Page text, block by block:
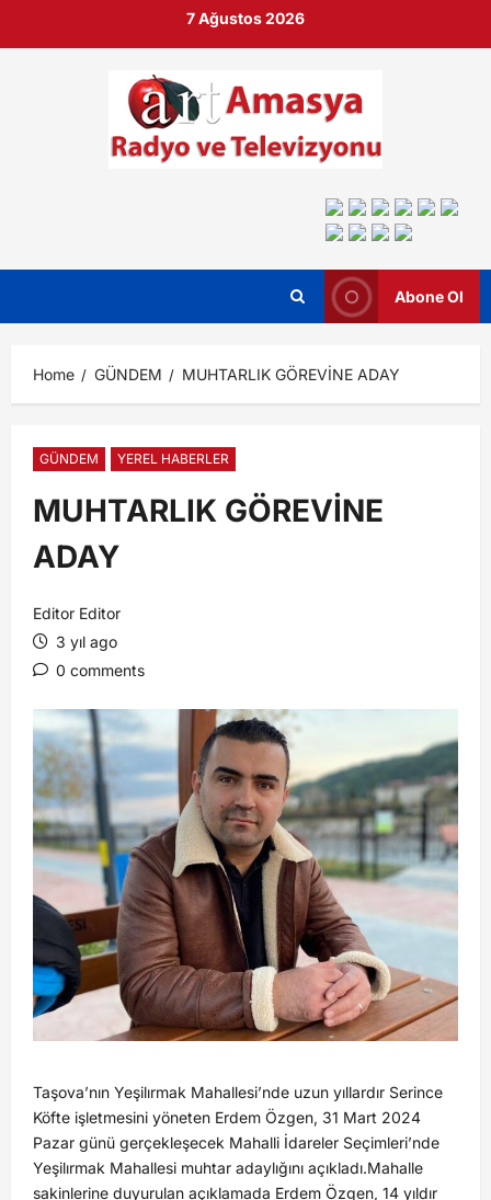
7 Ağustos 2026
Abone Ol
Home GÜNDEM MUHTARLIK GÖREVİNE ADAY
GÜNDEM YEREL HABERLER
MUHTARLIK GÖREVİNE
ADAY
Editor Editor
3 yıl ago
0 comments
Taşova’nın Yeşilırmak Mahallesi’nde uzun yıllardır Serince
Köfte işletmesini yöneten Erdem Özgen, 31 Mart 2024
Pazar günü gerçekleşecek Mahalli İdareler Seçimleri’nde
Yeşilırmak Mahallesi muhtar adaylığını açıkladı.Mahalle
sakinlerine duyurulan açıklamada Erdem Özgen, 14 yıldır